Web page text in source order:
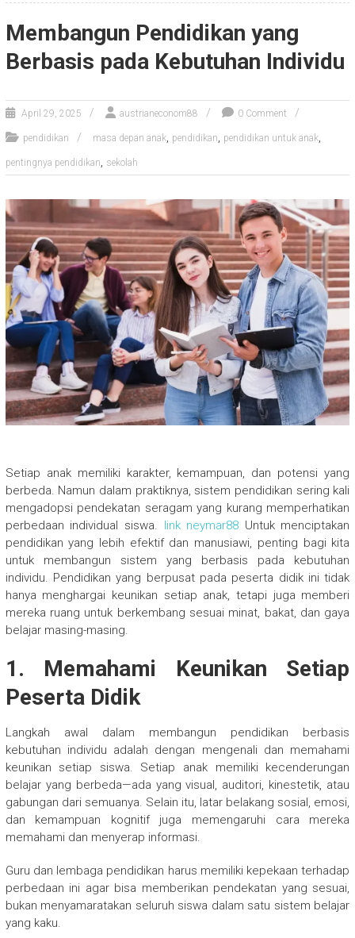
Membangun Pendidikan yang
Berbasis pada Kebutuhan Individu
April 29, 2025 austrianeconom88 0 Comment
pendidikan masa depan anak, pendidikan, pendidikan untuk anak,
pentingnya pendidikan, sekolah
Setiap anak memiliki karakter, kemampuan, dan potensi yang
berbeda. Namun dalam praktiknya, sistem pendidikan sering kali
mengadopsi pendekatan seragam yang kurang memperhatikan
perbedaan individual siswa. link neymar88 Untuk menciptakan
pendidikan yang lebih efektif dan manusiawi, penting bagi kita
untuk membangun sistem yang berbasis pada kebutuhan
individu. Pendidikan yang berpusat pada peserta didik ini tidak
hanya menghargai keunikan setiap anak, tetapi juga memberi
mereka ruang untuk berkembang sesuai minat, bakat, dan gaya
belajar masing-masing.
1. Memahami Keunikan Setiap
Peserta Didik
Langkah awal dalam membangun pendidikan berbasis
kebutuhan individu adalah dengan mengenali dan memahami
keunikan setiap siswa. Setiap anak memiliki kecenderungan
belajar yang berbeda—ada yang visual, auditori, kinestetik, atau
gabungan dari semuanya. Selain itu, latar belakang sosial, emosi,
dan kemampuan kognitif juga memengaruhi cara mereka
memahami dan menyerap informasi.
Guru dan lembaga pendidikan harus memiliki kepekaan terhadap
perbedaan ini agar bisa memberikan pendekatan yang sesuai,
bukan menyamaratakan seluruh siswa dalam satu sistem belajar
yang kaku.